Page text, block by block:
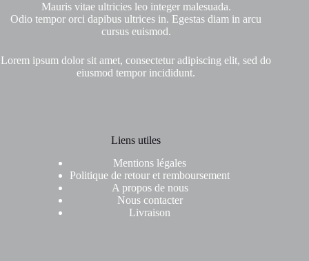
Mauris vitae ultricies leo integer malesuada.
Odio tempor orci dapibus ultrices in. Egestas diam in arcu
cursus euismod.
Lorem ipsum dolor sit amet, consectetur adipiscing elit, sed do
eiusmod tempor incididunt.
Liens utiles
Mentions légales
Politique de retour et remboursement
A propos de nous
Nous contacter
Livraison